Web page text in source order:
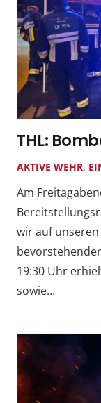
THL:
AKTIVE WEHR,
Am
wir auf
19:30 Uhr
sowie…